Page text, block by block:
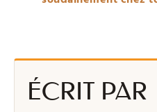
ÉCRIT PAR